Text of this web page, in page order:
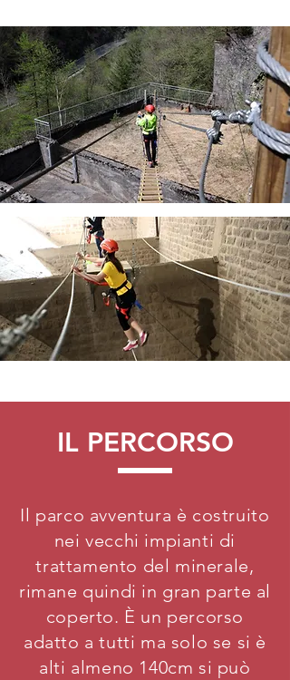
IL PERCORSO
Il parco avventura è costruito
nei vecchi impianti di
trattamento del minerale,
rimane quindi in gran parte al
coperto. È un percorso
adatto a tutti ma solo se si è
alti almeno 140cm si può